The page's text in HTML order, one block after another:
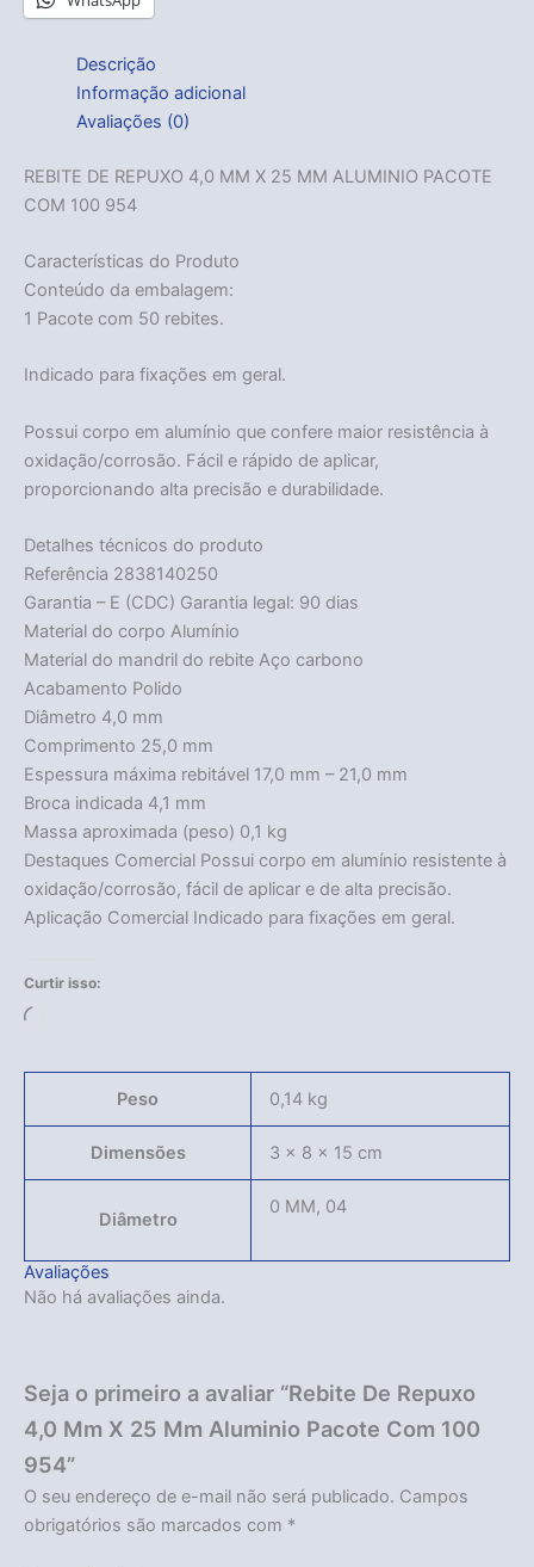
Descrição
Informação adicional
Avaliações (0)
REBITE DE REPUXO 4,0 MM X 25 MM ALUMINIO PACOTE
COM 100 954
Características do Produto
Conteúdo da embalagem:
1 Pacote com 50 rebites.
Indicado para fixações em geral.
Possui corpo em alumínio que confere maior resistência à
oxidação/corrosão. Fácil e rápido de aplicar,
proporcionando alta precisão e durabilidade.
Detalhes técnicos do produto
Referência 2838140250
Garantia – E (CDC) Garantia legal: 90 dias
Material do corpo Alumínio
Material do mandril do rebite Aço carbono
Acabamento Polido
Diâmetro 4,0 mm
Comprimento 25,0 mm
Espessura máxima rebitável 17,0 mm – 21,0 mm
Broca indicada 4,1 mm
Massa aproximada (peso) 0,1 kg
Destaques Comercial Possui corpo em alumínio resistente à
oxidação/corrosão, fácil de aplicar e de alta precisão.
Aplicação Comercial Indicado para fixações em geral.
Curtir isso:
Peso 0,14 kg
Dimensões 3 × 8 × 15 cm
Diâmetro
0 MM, 04
Avaliações
Não há avaliações ainda.
Seja o primeiro a avaliar “Rebite De Repuxo
4,0 Mm X 25 Mm Aluminio Pacote Com 100
954”
O seu endereço de e-mail não será publicado. Campos
obrigatórios são marcados com *